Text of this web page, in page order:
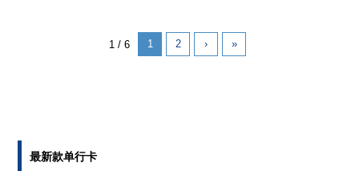
1 / 6 1 2 › »
最新款单行卡